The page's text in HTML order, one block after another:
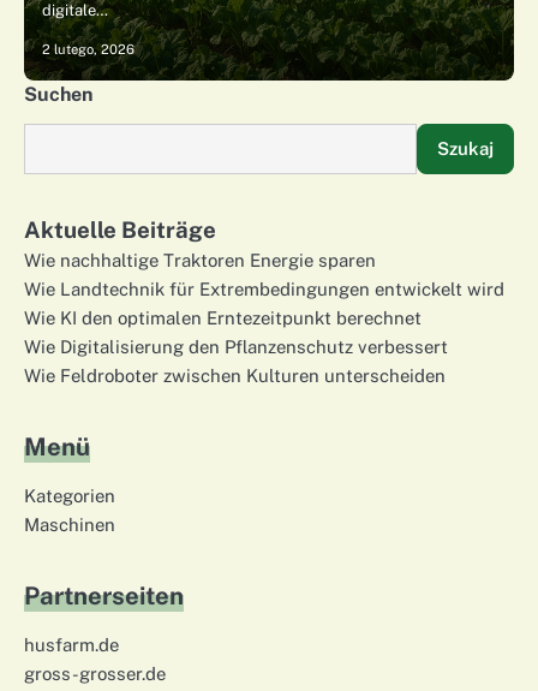
digitale…
2 lutego, 2026
Suchen
Szukaj
Aktuelle Beiträge
Wie nachhaltige Traktoren Energie sparen
Wie Landtechnik für Extrembedingungen entwickelt wird
Wie KI den optimalen Erntezeitpunkt berechnet
Wie Digitalisierung den Pflanzenschutz verbessert
Wie Feldroboter zwischen Kulturen unterscheiden
Menü
Kategorien
Maschinen
Partnerseiten
husfarm.de
gross-grosser.de